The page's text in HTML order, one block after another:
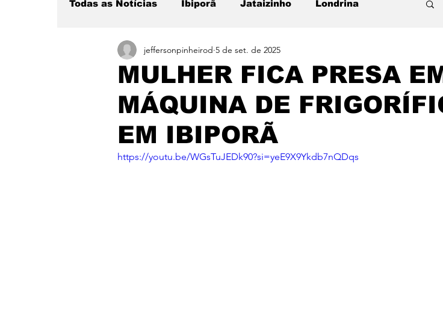
Todas as Notícias Ibiporã Jataizinho Londrina
Região Sertanópolis Destaque
MULHER FICA PRESA
MÁQUINA DE
EM IBIPORÃ
jeffersonpinheirod 5 de set. de 2025
https://youtu.be/WGsTuJEDk90?si=yeE9X9Ykdb7nQDqs